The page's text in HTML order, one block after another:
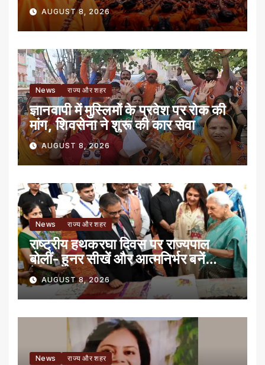
AUGUST 8, 2026
News राज्य और शहर
ज्ञानवापी में मुस्लिमों के प्रवेश पर रोक की
मांग, शिवसेना ने शुरू की कार सेवा
AUGUST 8, 2026
News राज्य और शहर
राष्ट्रीय हथकरघा दिवस पर राज्यपाल
बोलीं- हुनर सीखें और आत्मनिर्भर बनें
बेटियां
AUGUST 8, 2026
News राज्य और शहर